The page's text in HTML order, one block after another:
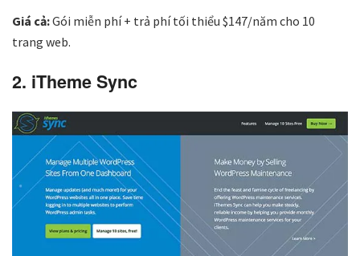
Giá cả:Gói miễn phí + trả phí tối thiểu $147/năm cho 10
trang web.
2. iTheme Sync